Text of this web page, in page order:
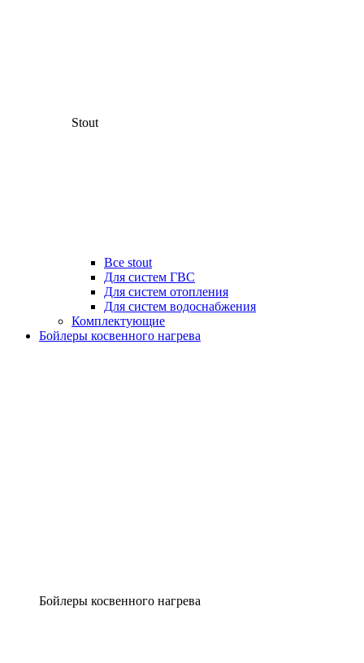
Stout
Все stout
Для систем ГВС
Для систем отопления
Для систем водоснабжения
Комплектующие
Бойлеры косвенного нагрева
Бойлеры косвенного нагрева